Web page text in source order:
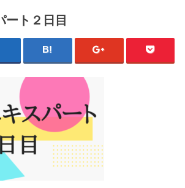
ート２日目